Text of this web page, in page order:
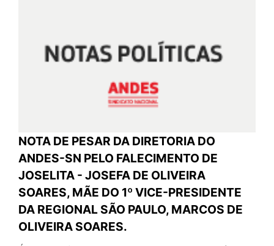
NOTA DE PESAR DA DIRETORIA DO
ANDES-SN PELO FALECIMENTO DE
JOSELITA - JOSEFA DE OLIVEIRA
SOARES, MÃE DO 1º VICE-PRESIDENTE
DA REGIONAL SÃO PAULO, MARCOS DE
OLIVEIRA SOARES.